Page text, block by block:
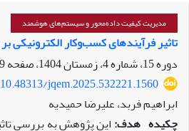
مدیریت کیفیت داده‌محور و سیستم‌های هوشمند
تاثیر فرآیندهای کسب‌وکار
دوره 15، شماره 4، زمستان 1404، صفحه
jqem.2025.532221.1560
ابراهیم فربد، علیرضا حمیدیه
چکیده هدف: این پژوهش به بررسی